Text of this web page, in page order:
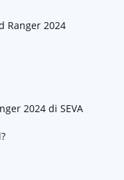
Ranger 2024
2024 di SEVA